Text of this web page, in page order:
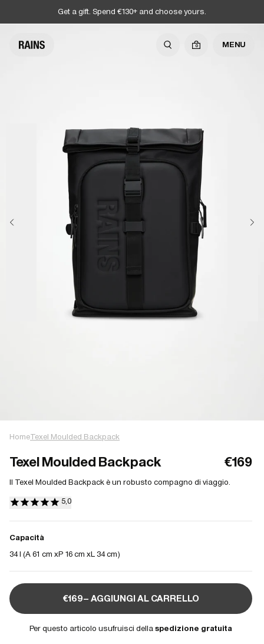
Get a gift. Spend €130+ and choose yours.
0 MENU
HomeTexel Moulded Backpack
Texel Moulded Backpack €169
Il Texel Moulded Backpack è un robusto compagno di viaggio.
Capacità
34 l (A 61 cm P 16 cm L 34 cm)
€169– AGGIUNGI AL CARRELLO
Per questo articolo usufruisci della spedizione gratuita